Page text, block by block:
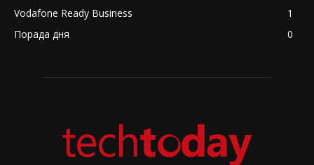
Vodafone Ready Business
1
Порада дня
0